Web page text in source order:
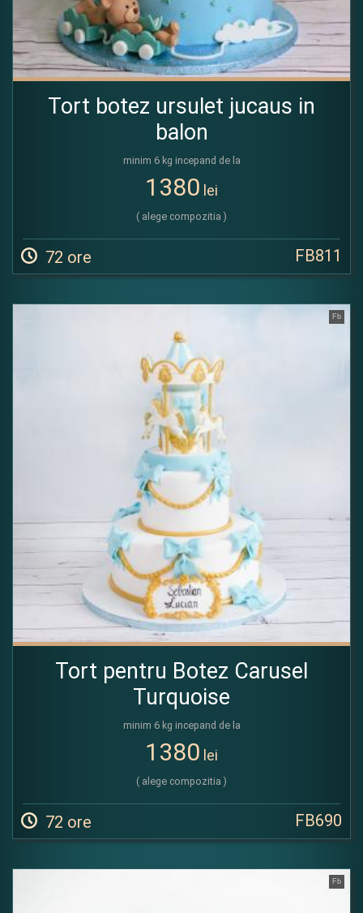
Tort botez ursulet jucaus in
balon
minim 6 kg incepand de la
1380 lei
( alege compozitia )
72 ore FB811
Fb
Tort pentru Botez Carusel
Turquoise
minim 6 kg incepand de la
1380 lei
( alege compozitia )
72 ore FB690
Fb